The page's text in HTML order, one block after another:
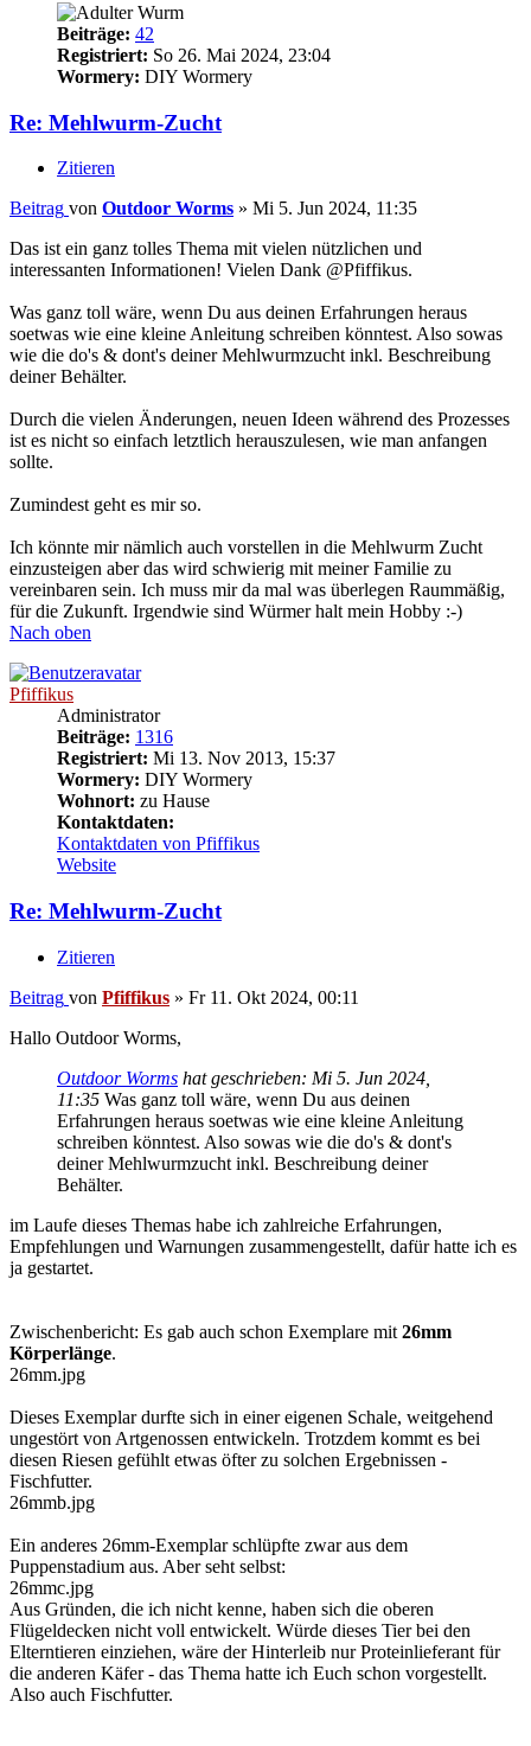
Beiträge: 42
Registriert: So 26. Mai 2024, 23:04
Wormery: DIY Wormery
Re: Mehlwurm-Zucht
Zitieren
Beitrag von Outdoor Worms » Mi 5. Jun 2024, 11:35
Das ist ein ganz tolles Thema mit vielen nützlichen und
interessanten Informationen! Vielen Dank @Pfiffikus.
Was ganz toll wäre, wenn Du aus deinen Erfahrungen heraus
soetwas wie eine kleine Anleitung schreiben könntest. Also sowas
wie die do's & dont's deiner Mehlwurmzucht inkl. Beschreibung
deiner Behälter.
Durch die vielen Änderungen, neuen Ideen während des Prozesses
ist es nicht so einfach letztlich herauszulesen, wie man anfangen
sollte.
Zumindest geht es mir so.
Ich könnte mir nämlich auch vorstellen in die Mehlwurm Zucht
einzusteigen aber das wird schwierig mit meiner Familie zu
vereinbaren sein. Ich muss mir da mal was überlegen Raummäßig,
für die Zukunft. Irgendwie sind Würmer halt mein Hobby :-)
Nach oben
Pfiffikus
Administrator
Beiträge: 1316
Registriert: Mi 13. Nov 2013, 15:37
Wormery: DIY Wormery
Wohnort: zu Hause
Kontaktdaten:
Kontaktdaten von Pfiffikus
Website
Re: Mehlwurm-Zucht
Zitieren
Beitrag von Pfiffikus » Fr 11. Okt 2024, 00:11
Hallo Outdoor Worms,
Outdoor Worms hat geschrieben: Mi 5. Jun 2024,
11:35 Was ganz toll wäre, wenn Du aus deinen
Erfahrungen heraus soetwas wie eine kleine Anleitung
schreiben könntest. Also sowas wie die do's & dont's
deiner Mehlwurmzucht inkl. Beschreibung deiner
Behälter.
im Laufe dieses Themas habe ich zahlreiche Erfahrungen,
Empfehlungen und Warnungen zusammengestellt, dafür hatte ich es
ja gestartet.
Zwischenbericht: Es gab auch schon Exemplare mit 26mm
Körperlänge.
26mm.jpg
Dieses Exemplar durfte sich in einer eigenen Schale, weitgehend
ungestört von Artgenossen entwickeln. Trotzdem kommt es bei
diesen Riesen gefühlt etwas öfter zu solchen Ergebnissen -
Fischfutter.
26mmb.jpg
Ein anderes 26mm-Exemplar schlüpfte zwar aus dem
Puppenstadium aus. Aber seht selbst:
26mmc.jpg
Aus Gründen, die ich nicht kenne, haben sich die oberen
Flügeldecken nicht voll entwickelt. Würde dieses Tier bei den
Elterntieren einziehen, wäre der Hinterleib nur Proteinlieferant für
die anderen Käfer - das Thema hatte ich Euch schon vorgestellt.
Also auch Fischfutter.